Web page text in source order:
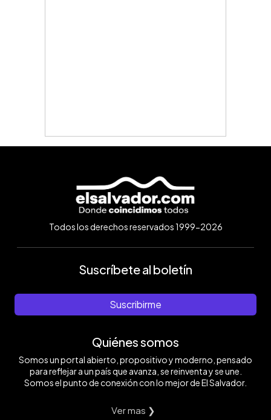
Todos los derechos reservados 1999-2026
Suscríbete al boletín
Suscribirme
Quiénes somos
Somos un portal abierto, propositivo y moderno, pensado
para reflejar a un país que avanza, se reinventa y se une.
Somos el punto de conexión con lo mejor de El Salvador.
Ver mas ❯